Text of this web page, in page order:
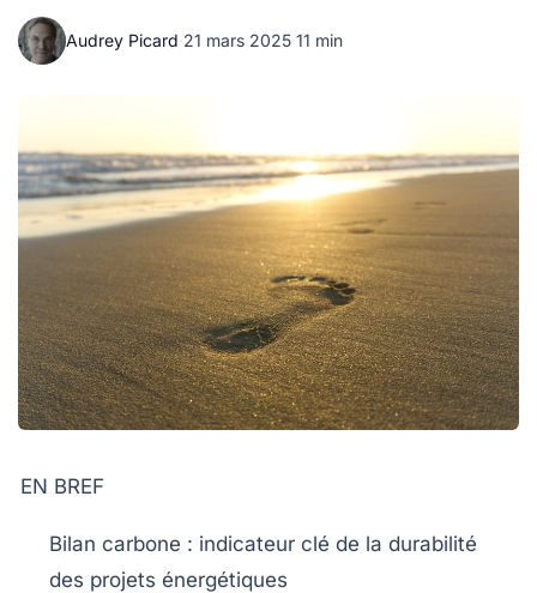
Audrey Picard·21 mars 2025·11 min
EN BREF
Bilan carbone : indicateur clé de la durabilité
des projets énergétiques